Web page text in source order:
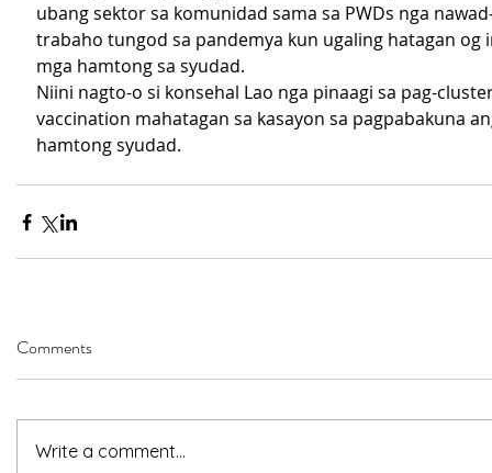
ubang sektor sa komunidad sama sa PWDs nga
trabaho tungod sa pandemya kun ugaling hatagan og
mga hamtong sa syudad.
Niini nagto-o si konsehal Lao nga pinaagi sa pag-
vaccination mahatagan sa kasayon sa pagpabakuna
hamtong syudad.
Comments
Write a comment...